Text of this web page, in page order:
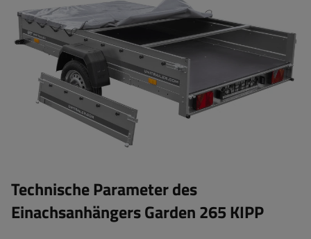
Technische Parameter des
Einachsanhängers Garden 265 KIPP